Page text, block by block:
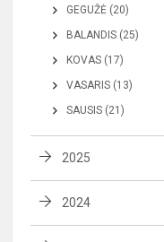
GEGUŽĖ (20)
BALANDIS (25)
KOVAS (17)
VASARIS (13)
SAUSIS (21)
2025
2024